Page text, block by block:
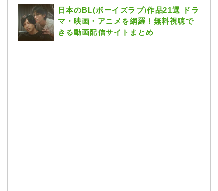
日本のBL(ボーイズラブ)作品21選 ドラ
マ・映画・アニメを網羅！無料視聴で
きる動画配信サイトまとめ